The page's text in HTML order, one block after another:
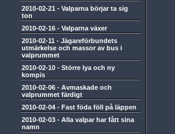
2010-02-21 - Valparna börjar ta sig
ton
2010-02-16 - Valparna växer
2010-02-11 - Jägareförbundets
utmärkelse och massor av bus i
valprummet
2010-02-10 - Större lya och ny
kompis
2010-02-06 - Avmaskade och
valprummet färdigt
2010-02-04 - Fast föda föll på läppen
2010-02-03 - Alla valpar har fått sina
namn